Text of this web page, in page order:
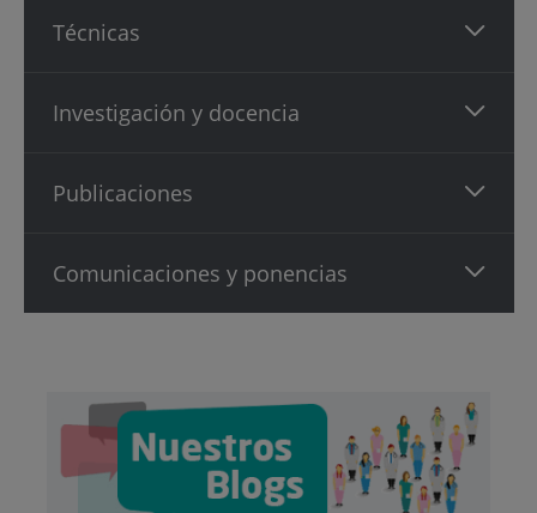
Técnicas
Investigación y docencia
Publicaciones
Comunicaciones y ponencias